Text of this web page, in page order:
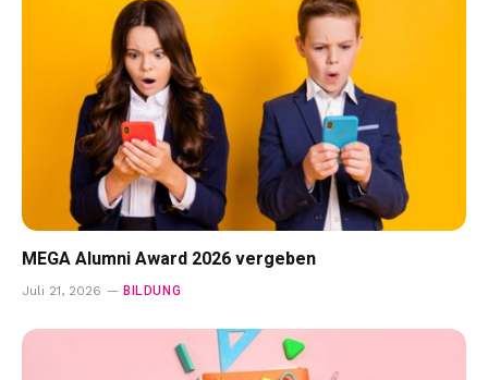
MEGA Alumni Award 2026 vergeben
Juli 21, 2026 BILDUNG